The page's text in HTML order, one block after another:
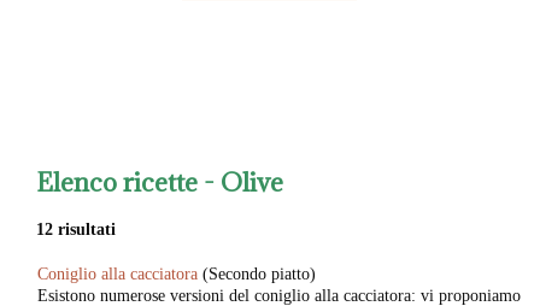
Elenco ricette - Olive
12 risultati
Coniglio alla cacciatora (Secondo piatto)
Esistono numerose versioni del coniglio alla cacciatora: vi proponiamo